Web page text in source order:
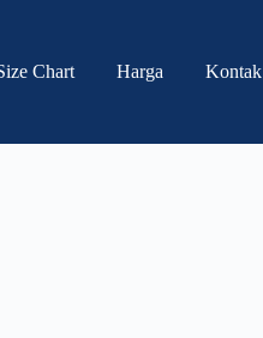
Chart Harga Kontak